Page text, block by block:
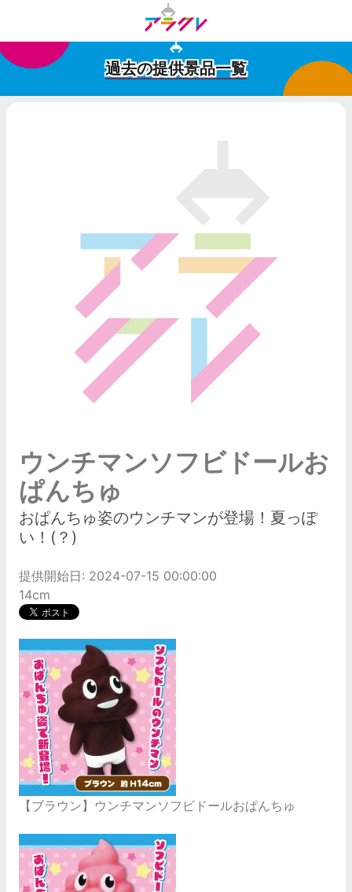
過去の提供景品一覧
ウンチマンソフビドールお
ぱんちゅ
おぱんちゅ姿のウンチマンが登場！夏っぽ
い！(？)
提供開始日: 2024-07-15 00:00:00
14cm
【ブラウン】ウンチマンソフビドールおぱんちゅ